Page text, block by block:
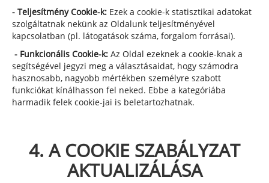
- Teljesítmény Cookie-k: Ezek a cookie-k statisztikai adatokat
szolgáltatnak nekünk az Oldalunk teljesítményével
kapcsolatban (pl. látogatások száma, forgalom forrásai).
- Funkcionális Cookie-k: Az Oldal ezeknek a cookie-knak a
segítségével jegyzi meg a választásaidat, hogy számodra
hasznosabb, nagyobb mértékben személyre szabott
funkciókat kínálhasson fel neked. Ebbe a kategóriába
harmadik felek cookie-jai is beletartozhatnak.
4. A COOKIE SZABÁLYZAT
AKTUALIZÁLÁSA